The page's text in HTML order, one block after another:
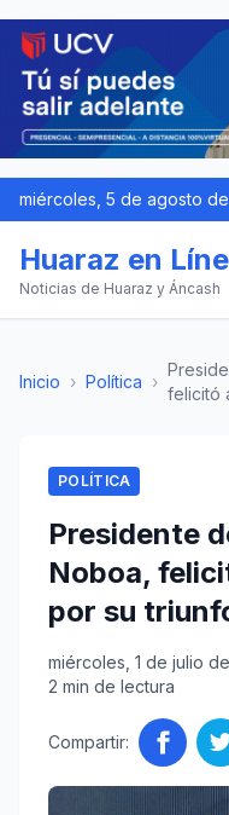
miércoles, 5 de agosto
Huaraz en
Noticias de Huaraz y Áncash
Inicio › Política ›
felicitó
POLÍTICA
Presidente
Noboa,
por su
miércoles, 1 de julio
2 min de lectura
Compartir: